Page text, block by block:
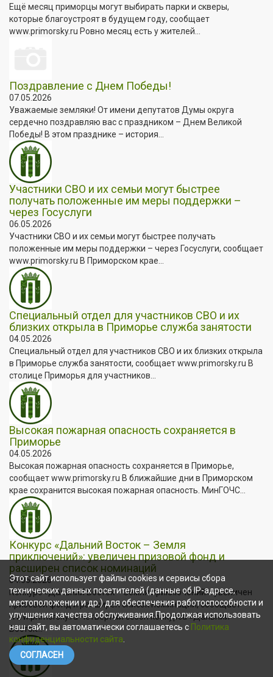
Ещё месяц приморцы могут выбирать парки и скверы,
которые благоустроят в будущем году, сообщает
www.primorsky.ru Ровно месяц есть у жителей...
Поздравление с Днем Победы!
07.05.2026
Уважаемые земляки! От имени депутатов Думы округа
сердечно поздравляю вас с праздником – Днем Великой
Победы! В этом празднике – история...
Участники СВО и их семьи могут быстрее
получать положенные им меры поддержки –
через Госуслуги
06.05.2026
Участники СВО и их семьи могут быстрее получать
положенные им меры поддержки – через Госуслуги, сообщает
www.primorsky.ru В Приморском крае...
Специальный отдел для участников СВО и их
близких открыла в Приморье служба занятости
04.05.2026
Специальный отдел для участников СВО и их близких открыла
в Приморье служба занятости, сообщает www.primorsky.ru В
столице Приморья для участников...
Высокая пожарная опасность сохраняется в
Приморье
04.05.2026
Высокая пожарная опасность сохраняется в Приморье,
сообщает www.primorsky.ru В ближайшие дни в Приморском
крае сохранится высокая пожарная опасность. МинГОЧС...
Конкурс «Дальний Восток – Земля
приключений»: увеличен призовой фонд и
расширен список номинаций
04.05.2026
Конкурс «Дальний Восток – Земля приключений»: увеличен
призовой фонд и расширен список номинаций, сообщает
www.primorsky.ru Четвёртый сезон конкурса «Дальний
Восток...
Этот сайт использует файлы cookies и сервисы сбора
технических данных посетителей (данные об IP-адресе,
местоположении и др.) для обеспечения работоспособности и
улучшения качества обслуживания.Продолжая использовать
наш сайт, вы автоматически соглашаетесь с Политика
конфиденциальности сайта
СОГЛАСЕН